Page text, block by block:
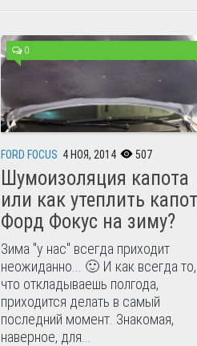
0
FORD FOCUS 4 НОЯ, 2014 507
Шумоизоляция капота
или как утеплить капот
Форд Фокус на зиму?
Зима "у нас" всегда приходит
неожиданно... 🙂 И как всегда то,
что откладываешь полгода,
приходится делать в самый
последний момент. Знакомая,
наверное, для...